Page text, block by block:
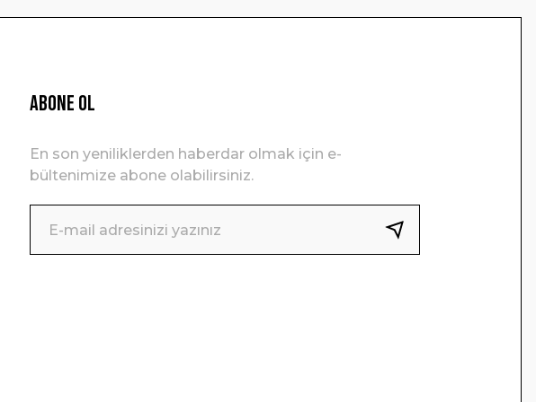
ABONE OL
En son yeniliklerden haberdar olmak için e-
bültenimize abone olabilirsiniz.